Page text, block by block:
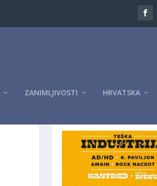
ZANIMLJIVOSTI HRVATSKA